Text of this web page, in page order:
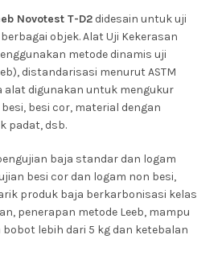
Novotest T-D2 didesain untuk uji
objek. Alat Uji Kekerasan
metode dinamis uji
distandarisasi menurut ASTM
alat digunakan untuk mengukur
besi cor, material dengan
padat, dsb.
baja standar dan logam
besi cor dan logam non besi,
produk baja berkarbonisasi kelas
penerapan metode Leeb, mampu
lebih dari 5 kg dan ketebalan